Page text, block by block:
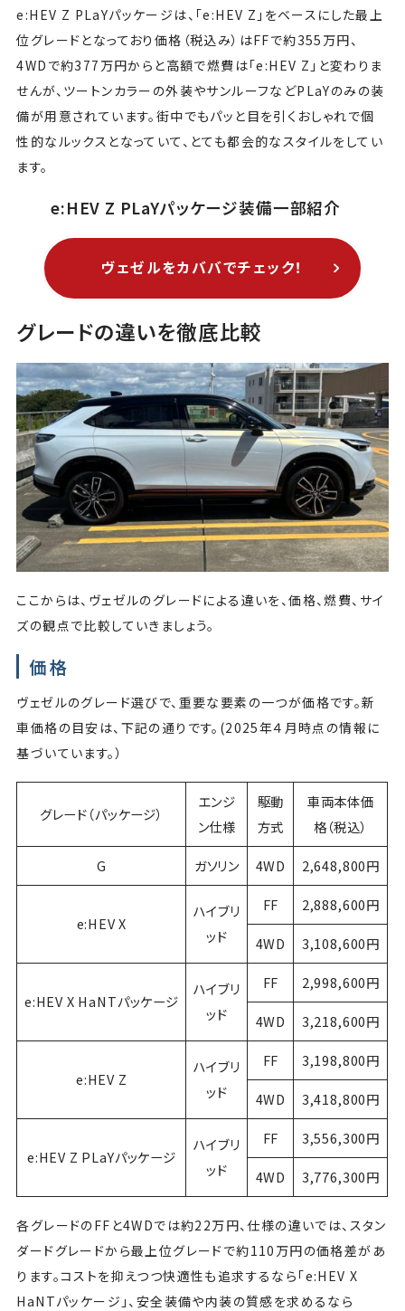
e:HEV Z PLaYパッケージは、「e:HEV Z」をベースにした最上
位グレードとなっており価格（税込み）はFFで約355万円、
4WDで約377万円からと高額で燃費は「e:HEV Z」と変わりま
せんが、ツートンカラーの外装やサンルーフなどPLaYのみの装
備が用意されています。街中でもパッと目を引くおしゃれで個
性的なルックスとなっていて、とても都会的なスタイルをしてい
ます。
e:HEV Z PLaYパッケージ装備一部紹介
ヴェゼルをカババでチェック！
グレードの違いを徹底比較
ここからは、ヴェゼルのグレードによる違いを、価格、燃費、サイ
ズの観点で比較していきましょう。
価格
ヴェゼルのグレード選びで、重要な要素の一つが価格です。新
車価格の目安は、下記の通りです。(2025年４月時点の情報に
基づいています。）
グレード（パッケージ）
エンジ
ン仕様
駆動
方式
車両本体価
格（税込）
G ガソリン 4WD 2,648,800円
e:HEV X
ハイブリ
ッド
FF 2,888,600円
4WD 3,108,600円
e:HEV X HaNTパッケージ
ハイブリ
ッド
FF 2,998,600円
4WD 3,218,600円
e:HEV Z
ハイブリ
ッド
FF 3,198,800円
4WD 3,418,800円
e:HEV Z PLaYパッケージ
ハイブリ
ッド
FF 3,556,300円
4WD 3,776,300円
各グレードのFFと4WDでは約22万円、仕様の違いでは、スタン
ダードグレードから最上位グレードで約110万円の価格差があ
ります。コストを抑えつつ快適性も追求するなら「e:HEV X
HaNTパッケージ」、安全装備や内装の質感を求めるなら